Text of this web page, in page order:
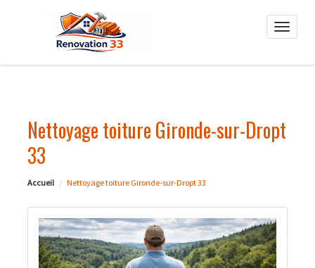
Toggle
Nettoyage toiture Gironde-sur-Dropt
33
Accueil Nettoyage toiture Gironde-sur-Dropt 33